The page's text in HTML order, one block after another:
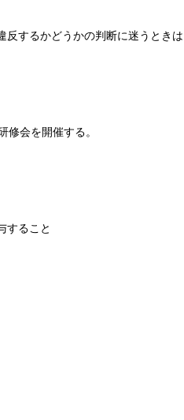
するかどうかの判断に迷うとき
会を開催する。
すること